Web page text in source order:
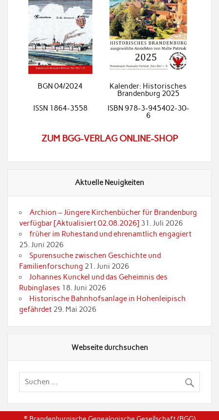
BGN 04/2024
Kalender: Historisches
Brandenburg 2025
ISSN 1864-3558
ISBN 978-3-945402-30-
6
ZUM BGG-VERLAG ONLINE-SHOP
Aktuelle Neuigkeiten
Archion – Jüngere Kirchenbücher für Brandenburg
verfügbar [Aktualisiert 02.08.2026] 31. Juli 2026
früher im Ruhestand und ehrenamtlich engagiert
25. Juni 2026
Spurensuche zwischen Geschichte und
Familienforschung 21. Juni 2026
Johannes Kunckel und das Geheimnis des
Rubinglases 18. Juni 2026
Historische Bahnhofsanlage in Hohenleipisch
gefährdet 29. Mai 2026
Webseite durchsuchen